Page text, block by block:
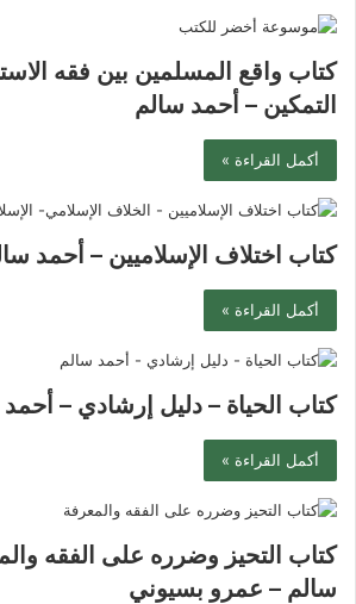
كتاب واقع المسلمين بين فقه
التمكين – أحمد سالم
أكمل القراءة »
كتاب اختلاف الإسلاميين – أحمد
أكمل القراءة »
كتاب الحياة – دليل إرشادي –
أكمل القراءة »
كتاب التحيز وضرره على الفقه
سالم – عمرو بسيوني